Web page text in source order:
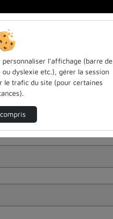
l’affichage (barre de
dyslexie etc.), gérer la session
le trafic du site (pour certaines